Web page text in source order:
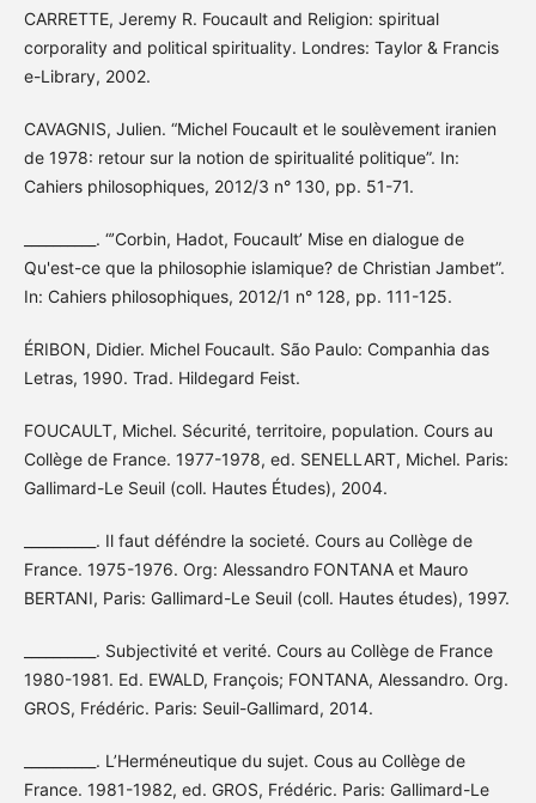
CARRETTE, Jeremy R. Foucault and Religion: spiritual
corporality and political spirituality. Londres: Taylor & Francis
e-Library, 2002.
CAVAGNIS, Julien. “Michel Foucault et le soulèvement iranien
de 1978: retour sur la notion de spiritualité politique”. In:
Cahiers philosophiques, 2012/3 n° 130, pp. 51-71.
__________. “’Corbin, Hadot, Foucault’ Mise en dialogue de
Qu'est-ce que la philosophie islamique? de Christian Jambet”.
In: Cahiers philosophiques, 2012/1 n° 128, pp. 111-125.
ÉRIBON, Didier. Michel Foucault. São Paulo: Companhia das
Letras, 1990. Trad. Hildegard Feist.
FOUCAULT, Michel. Sécurité, territoire, population. Cours au
Collège de France. 1977-1978, ed. SENELLART, Michel. Paris:
Gallimard-Le Seuil (coll. Hautes Études), 2004.
__________. Il faut déféndre la societé. Cours au Collège de
France. 1975-1976. Org: Alessandro FONTANA et Mauro
BERTANI, Paris: Gallimard-Le Seuil (coll. Hautes études), 1997.
__________. Subjectivité et verité. Cours au Collège de France
1980-1981. Ed. EWALD, François; FONTANA, Alessandro. Org.
GROS, Frédéric. Paris: Seuil-Gallimard, 2014.
__________. L’Herméneutique du sujet. Cous au Collège de
France. 1981-1982, ed. GROS, Frédéric. Paris: Gallimard-Le